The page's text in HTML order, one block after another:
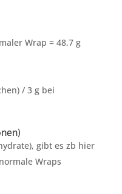
Wrap = 48,7 g
/ 3 g bei
gibt es zb hier
Wraps